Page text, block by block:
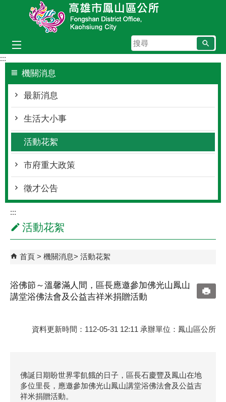
跳到主要內容區塊
搜
尋
:::
機關消息
最新消息
生活大小事
活動花絮
市府重大政策
徵才公告
:::
活動花絮
首頁 機關消息 活動花絮
浴佛節～溫馨滿人間，區長應邀參加佛光山鳳山
講堂浴佛法會及公益吉祥米捐贈活動
資料更新時間：112-05-31 12:11 承辦單位：鳳山區公所
佛誕日期盼世界零飢餓的日子，區長石慶豐及鳳山在地
多位里長，應邀參加佛光山鳳山講堂浴佛法會及公益吉
祥米捐贈活動。